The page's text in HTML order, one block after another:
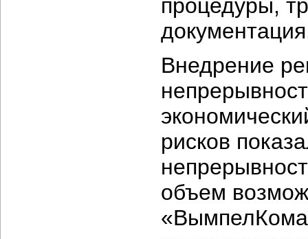
процедуры,
Внедрение
рисков
объем